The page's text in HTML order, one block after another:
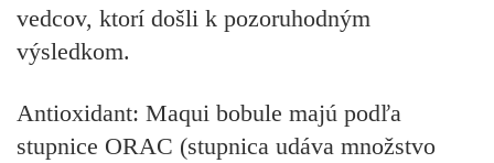
vedcov, ktorí došli k pozoruhodným
výsledkom.
Antioxidant: Maqui bobule majú podľa
stupnice ORAC (stupnica udáva množstvo